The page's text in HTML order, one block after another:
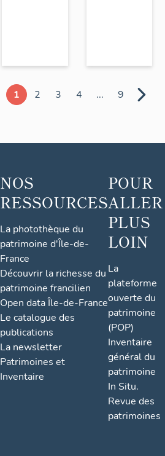
1 2 3 4 ... 9
NOS
RESSOURCES
La photothèque du
patrimoine d'Île-de-
France
Découvrir la richesse du
patrimoine francilien
Open data Île-de-France
Le catalogue des
publications
La newsletter
Patrimoines et
Inventaire
POUR
ALLER
PLUS
LOIN
La
plateforme
ouverte du
patrimoine
(POP)
Inventaire
général du
patrimoine
In Situ.
Revue des
patrimoines